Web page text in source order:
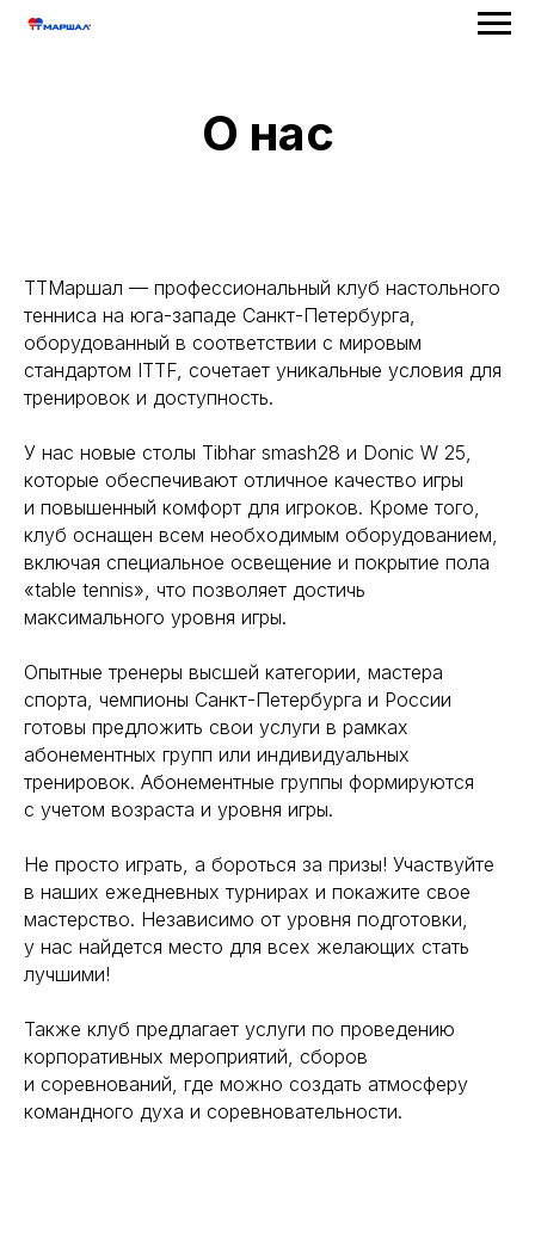
О нас
ТТМаршал — профессиональный клуб настольного
тенниса на юга-западе Санкт-Петербурга,
оборудованный в соответствии с мировым
стандартом ITTF, сочетает уникальные условия для
тренировок и доступность.
У нас новые столы Tibhar smash28 и Donic W 25,
которые обеспечивают отличное качество игры
и повышенный комфорт для игроков. Кроме того,
клуб оснащен всем необходимым оборудованием,
включая специальное освещение и покрытие пола
«table tennis», что позволяет достичь
максимального уровня игры.
Опытные тренеры высшей категории, мастера
спорта, чемпионы Санкт-Петербурга и России
готовы предложить свои услуги в рамках
абонементных групп или индивидуальных
тренировок. Абонементные группы формируются
с учетом возраста и уровня игры.
Не просто играть, а бороться за призы! Участвуйте
в наших ежедневных турнирах и покажите свое
мастерство. Независимо от уровня подготовки,
у нас найдется место для всех желающих стать
лучшими!
Также клуб предлагает услуги по проведению
корпоративных мероприятий, сборов
и соревнований, где можно создать атмосферу
командного духа и соревновательности.